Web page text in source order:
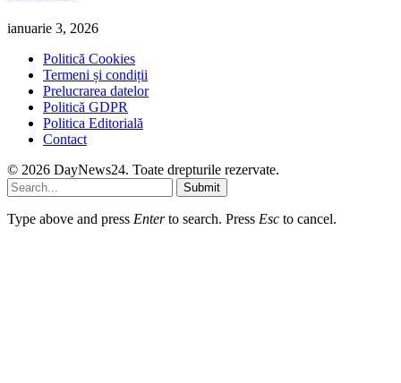
ianuarie 3, 2026
Politică Cookies
Termeni și condiții
Prelucrarea datelor
Politică GDPR
Politica Editorială
Contact
© 2026 DayNews24. Toate drepturile rezervate.
Submit
Type above and press Enterto search. Press Esc to cancel.